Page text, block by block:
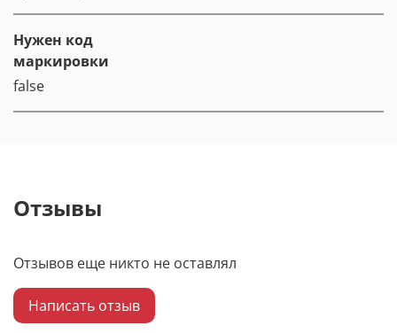
Нужен код
маркировки
false
Отзывы
Отзывов еще никто не оставлял
Написать отзыв